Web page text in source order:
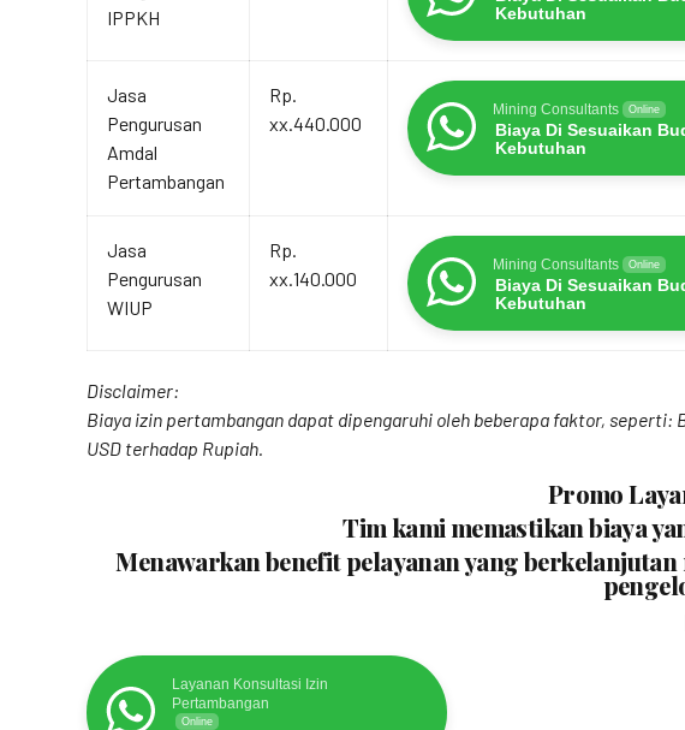
IPPKH
Kebutuhan
Jasa
Pengurusan
Amdal
Pertambangan
Rp.
xx.440.000
Mining Consultants Online
Biaya Di Sesuaikan
Kebutuhan
Jasa
Pengurusan
WIUP
Rp.
xx.140.000
Mining Consultants Online
Biaya Di Sesuaikan
Kebutuhan
Disclaimer:
Biaya izin pertambangan dapat dipengaruhi oleh beberapa faktor,
USD terhadap Rupiah.
Promo
Tim kami memastikan biaya
Menawarkan benefit pelayanan yang
Layanan Konsultasi Izin
Pertambangan
Online